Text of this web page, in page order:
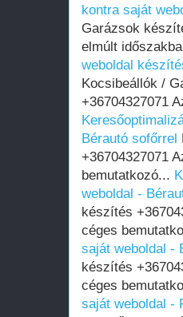
kontra saját
Garázsok
elmúlt
weboldal
Kocsibeállók /
+36704327071
Bérautó sofőrrel
+36704327071
bemutatkozó...
weboldal -
készítés
céges
saját weboldal -
készítés
céges
saját weboldal -